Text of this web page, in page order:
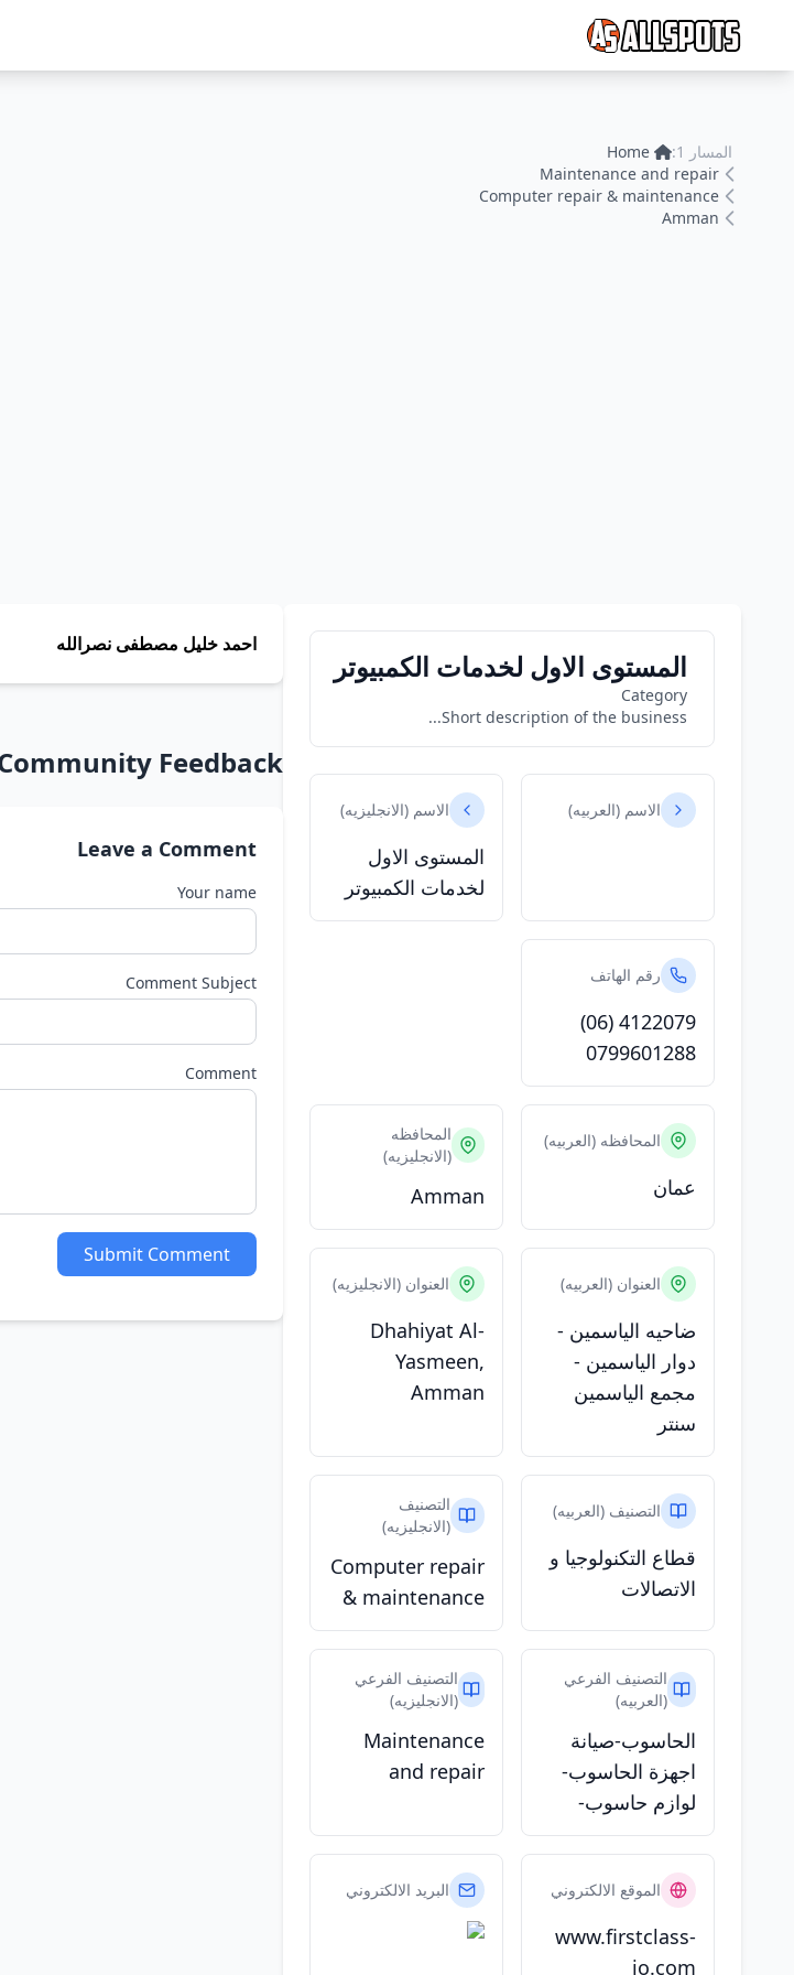
المسار 1:
Home
Maintenance and repair
Computer repair & maintenance
Amman
المستوى الاول لخدمات الكمبيوتر
Category
Short description of the business...
الاسم (العربيه) الاسم (الانجليزيه)
المستوى الاول
لخدمات الكمبيوتر
رقم الهاتف
(06) 4122079
0799601288
المحافظه (العربيه)
عمان
المحافظه
(الانجليزيه)
Amman
العنوان (العربيه)
ضاحيه الياسمين -
دوار الياسمين -
مجمع الياسمين
سنتر
العنوان (الانجليزيه)
Dhahiyat Al-
Yasmeen,
Amman
التصنيف (العربيه)
قطاع التكنولوجيا و
الاتصالات
التصنيف
(الانجليزيه)
Computer repair
& maintenance
التصنيف الفرعي
(العربيه)
الحاسوب-صيانة
اجهزة الحاسوب-
لوازم حاسوب-
التصنيف الفرعي
(الانجليزيه)
Maintenance
and repair
الموقع الالكتروني
www.firstclass-
jo.com
البريد الالكتروني
احمد خليل مصطفى نصرالله
Feedback
Leave a Comment
Your name
Comment Subject
Comment
Submit Comment